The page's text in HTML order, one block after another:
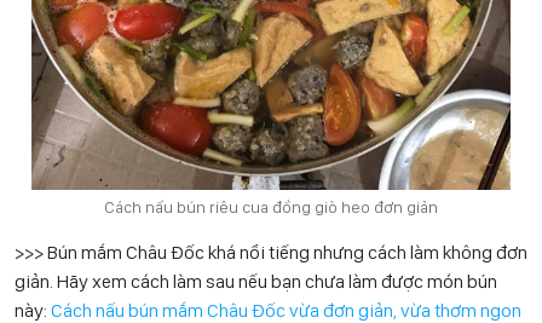
Cách nấu bún riêu cua đồng giò heo đơn giản
>>> Bún mắm Châu Đốc khá nổi tiếng nhưng cách làm không đơn
giản. Hãy xem cách làm sau nếu bạn chưa làm được món bún
này: Cách nấu bún mắm Châu Đốc vừa đơn giản, vừa thơm ngon